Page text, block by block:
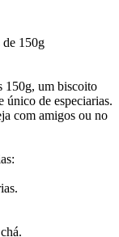
de 150g
150g, um biscoito
único de especiarias.
com amigos ou no